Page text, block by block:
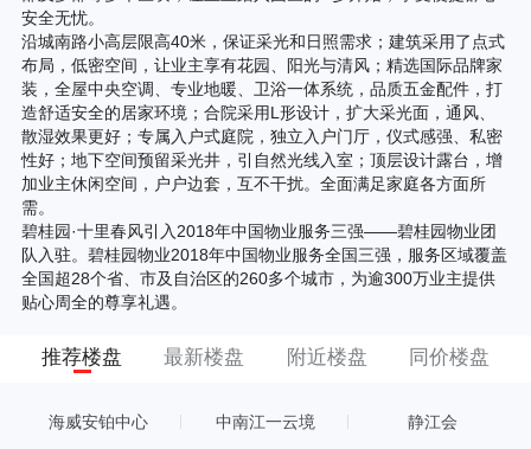
安全无忧。
沿城南路小高层限高40米，保证采光和日照需求；建筑采用了点式
布局，低密空间，让业主享有花园、阳光与清风；精选国际品牌家
装，全屋中央空调、专业地暖、卫浴一体系统，品质五金配件，打
造舒适安全的居家环境；合院采用L形设计，扩大采光面，通风、
散湿效果更好；专属入户式庭院，独立入户门厅，仪式感强、私密
性好；地下空间预留采光井，引自然光线入室；顶层设计露台，增
加业主休闲空间，户户边套，互不干扰。全面满足家庭各方面所
需。
碧桂园·十里春风引入2018年中国物业服务三强——碧桂园物业团
队入驻。碧桂园物业2018年中国物业服务全国三强，服务区域覆盖
全国超28个省、市及自治区的260多个城市，为逾300万业主提供
贴心周全的尊享礼遇。
推荐楼盘 最新楼盘 附近楼盘 同价楼盘
海威安铂中心 中南江一云境 静江会